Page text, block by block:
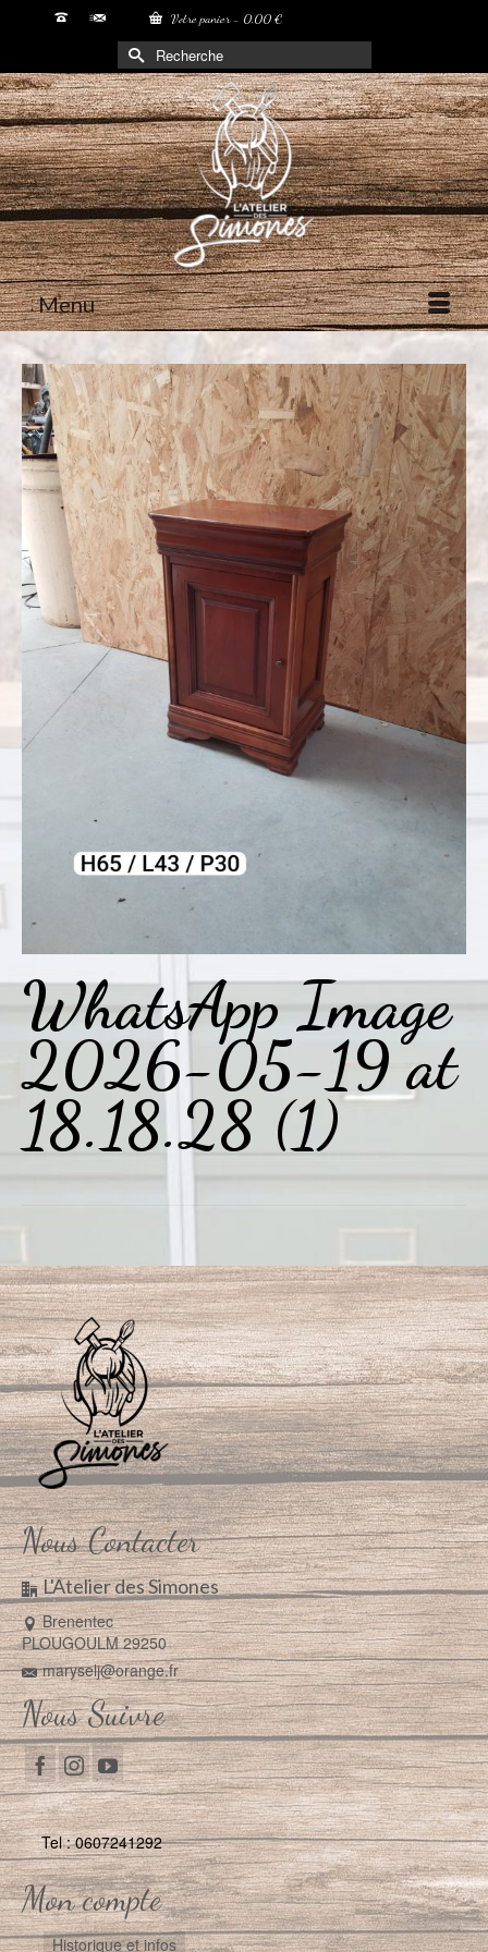
Votre panier- 0,00 €
Rechercher :
Menu
WhatsApp Image
2026-05-19 at
18.18.28 (1)
Nous Contacter
L'Atelier des Simones
Brenentec
PLOUGOULM 29250
maryselj@orange.fr
Nous Suivre
Tel : 0607241292
Mon compte
Historique et infos